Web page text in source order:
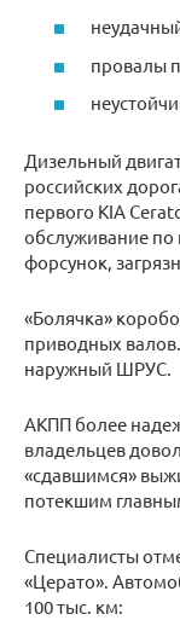
провалы
Дизельный
российских
первого KIA
обслуживание по
форсунок,
«Болячка»
приводных
наружный ШРУС.
АКПП более
владельцев
«сдавшимся»
потекшим
Специалисты
«Церато».
100 тыс. км: